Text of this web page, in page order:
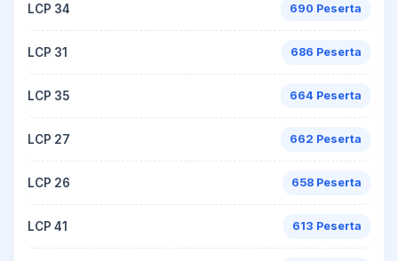
LCP 34 690 Peserta
LCP 31 686 Peserta
LCP 35 664 Peserta
LCP 27 662 Peserta
LCP 26 658 Peserta
LCP 41 613 Peserta